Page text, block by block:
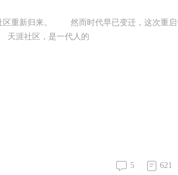
区重新归来。 然而时代早已变迁，这次重启
涯社区，是一代人的
5 621